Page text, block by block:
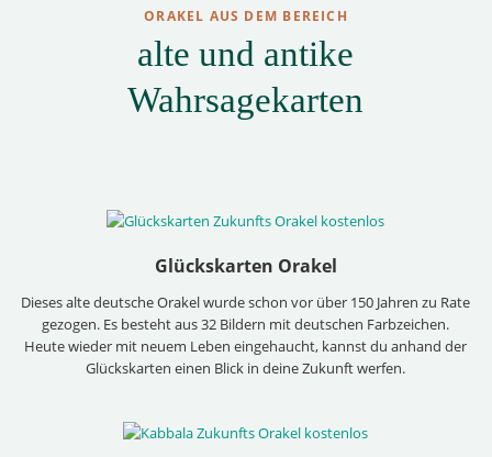
ORAKEL AUS DEM BEREICH
alte und antike
Wahrsagekarten
Glückskarten Orakel
Dieses alte deutsche Orakel wurde schon vor über 150 Jahren zu Rate
gezogen. Es besteht aus 32 Bildern mit deutschen Farbzeichen.
Heute wieder mit neuem Leben eingehaucht, kannst du anhand der
Glückskarten einen Blick in deine Zukunft werfen.